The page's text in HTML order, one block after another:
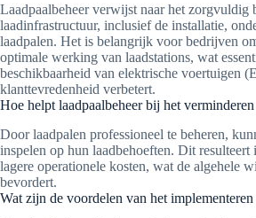
Laadpaalbeheer verwijst naar het zorgvuldig
laadinfrastructuur, inclusief de installatie,
laadpalen. Het is belangrijk voor bedrijven
optimale werking van laadstations, wat
beschikbaarheid van elektrische voertuigen
klanttevredenheid verbetert.
Hoe helpt laadpaalbeheer bij het
Door laadpalen professioneel te beheren,
inspelen op hun laadbehoeften. Dit resulteert
lagere operationele kosten, wat de algehele
bevordert.
Wat zijn de voordelen van het